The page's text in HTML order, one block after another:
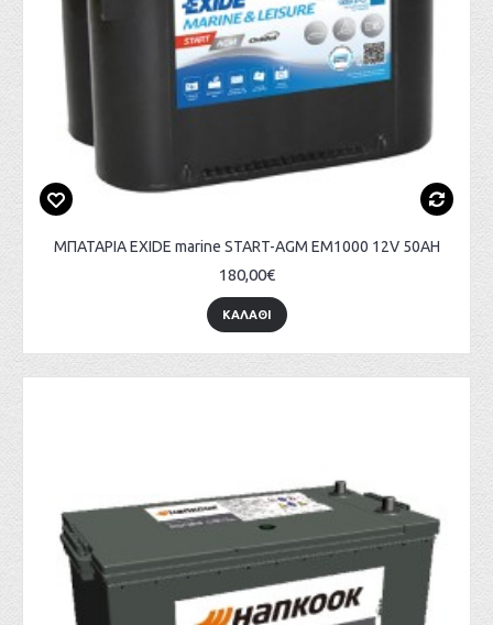
ΜΠΑΤΑΡΙΑ EXIDE marine START-AGM EM1000 12V 50AH
180,00€
ΚΑΛΑΘΙ